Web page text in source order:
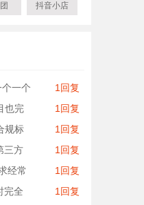
抖音小店
一个
1回复
也完
1回复
规标
1回复
三方
1回复
经常
1回复
完全
1回复